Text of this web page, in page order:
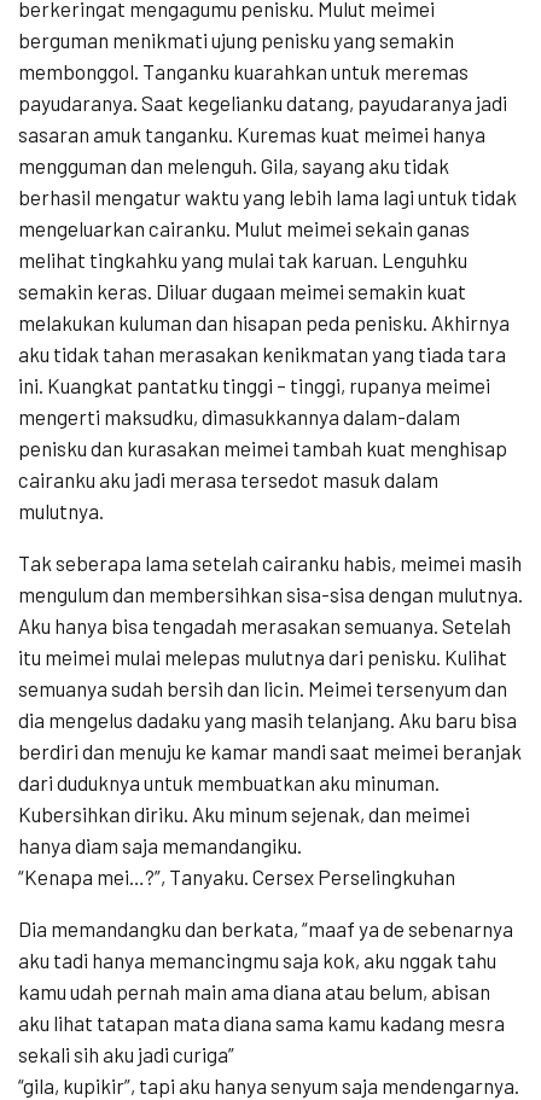
berkeringat mengagumu penisku. Mulut meimei
berguman menikmati ujung penisku yang semakin
membonggol. Tanganku kuarahkan untuk meremas
payudaranya. Saat kegelianku datang, payudaranya jadi
sasaran amuk tanganku. Kuremas kuat meimei hanya
mengguman dan melenguh. Gila, sayang aku tidak
berhasil mengatur waktu yang lebih lama lagi untuk tidak
mengeluarkan cairanku. Mulut meimei sekain ganas
melihat tingkahku yang mulai tak karuan. Lenguhku
semakin keras. Diluar dugaan meimei semakin kuat
melakukan kuluman dan hisapan peda penisku. Akhirnya
aku tidak tahan merasakan kenikmatan yang tiada tara
ini. Kuangkat pantatku tinggi – tinggi, rupanya meimei
mengerti maksudku, dimasukkannya dalam-dalam
penisku dan kurasakan meimei tambah kuat menghisap
cairanku aku jadi merasa tersedot masuk dalam
mulutnya.
Tak seberapa lama setelah cairanku habis, meimei masih
mengulum dan membersihkan sisa-sisa dengan mulutnya.
Aku hanya bisa tengadah merasakan semuanya. Setelah
itu meimei mulai melepas mulutnya dari penisku. Kulihat
semuanya sudah bersih dan licin. Meimei tersenyum dan
dia mengelus dadaku yang masih telanjang. Aku baru bisa
berdiri dan menuju ke kamar mandi saat meimei beranjak
dari duduknya untuk membuatkan aku minuman.
Kubersihkan diriku. Aku minum sejenak, dan meimei
hanya diam saja memandangiku.
“Kenapa mei…?”, Tanyaku. Cersex Perselingkuhan
Dia memandangku dan berkata, “maaf ya de sebenarnya
aku tadi hanya memancingmu saja kok, aku nggak tahu
kamu udah pernah main ama diana atau belum, abisan
aku lihat tatapan mata diana sama kamu kadang mesra
sekali sih aku jadi curiga”
“gila, kupikir”, tapi aku hanya senyum saja mendengarnya.